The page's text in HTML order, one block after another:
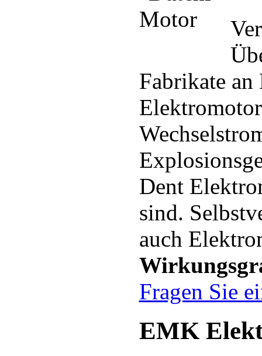
Fabrikate
Dent
sind.
auch
Fragen Sie
EMK